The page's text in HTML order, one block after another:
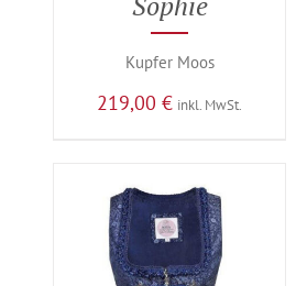
Kupfer Moos
219,00€ inkl. MwSt.